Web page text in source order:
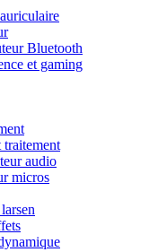
Bluetooth
et gaming
traitement
audio
micros